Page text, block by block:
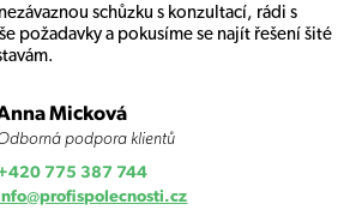
schůzku s konzultací, rádi s
požadavky a pokusíme se najít řešení šité
Micková
podpora klientů
775 387 744